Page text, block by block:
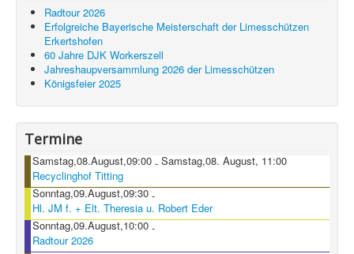
Radtour 2026
Erfolgreiche Bayerische Meisterschaft der Limesschützen
Erkertshofen
60 Jahre DJK Workerszell
Jahreshaupversammlung 2026 der Limesschützen
Königsfeier 2025
Termine
Samstag,08.August,09:00 - Samstag,08. August, 11:00
Recyclinghof Titting
Sonntag,09.August,09:30 -
Hl. JM f. + Elt. Theresia u. Robert Eder
Sonntag,09.August,10:00 -
Radtour 2026